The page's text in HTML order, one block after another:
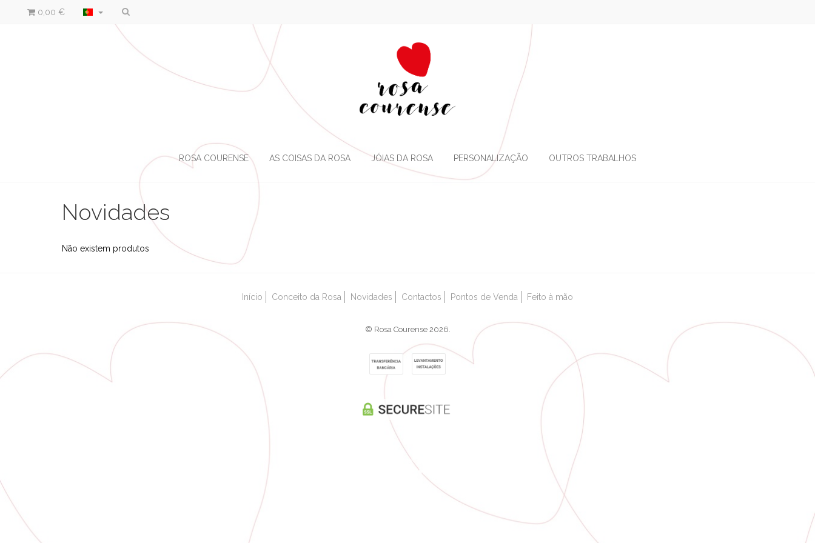
0,00 €
ROSA COURENSE AS COISAS DA ROSA JÓIAS DA ROSA PERSONALIZAÇÃO OUTROS TRABALHOS
Novidades
Não existem produtos
Início Conceito da Rosa Novidades Contactos Pontos de Venda Feito à mão
© Rosa Courense 2026.
Powered by